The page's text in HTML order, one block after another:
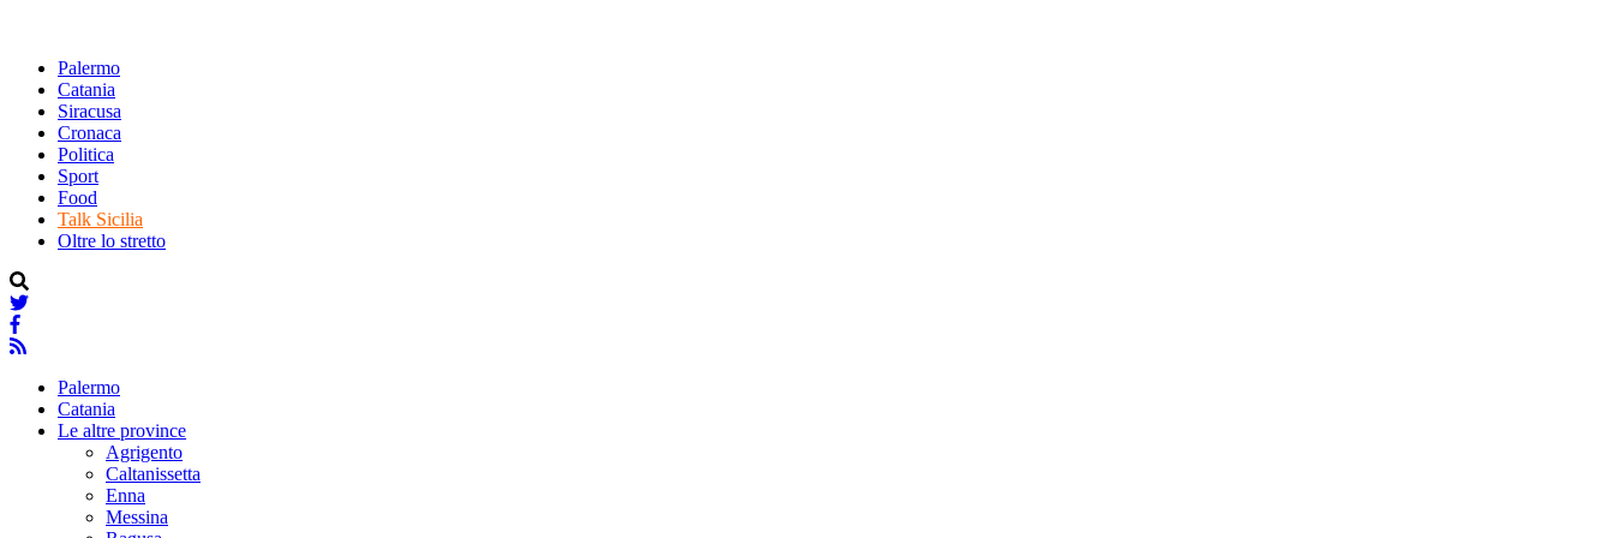
Palermo
Catania
Siracusa
Cronaca
Politica
Sport
Food
Talk Sicilia
Oltre lo stretto
Palermo
Catania
Le altre province
Agrigento
Caltanissetta
Enna
Messina